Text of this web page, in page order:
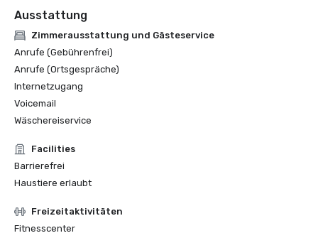
Ausstattung
Zimmerausstattung und Gästeservice
Anrufe (Gebührenfrei)
Anrufe (Ortsgespräche)
Internetzugang
Voicemail
Wäschereiservice
Facilities
Barrierefrei
Haustiere erlaubt
Freizeitaktivitäten
Fitnesscenter